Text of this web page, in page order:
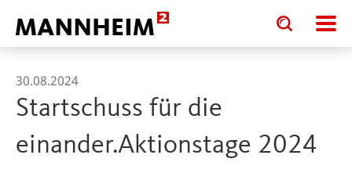
Toggle
search
input
Toggle
search
input
30.08.2024
Startschuss für die
einander.Aktionstage 2024